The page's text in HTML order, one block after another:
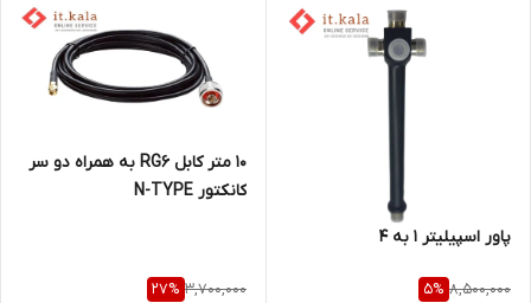
پاور اسپیلیتر 1 به 4
8,500,000
5%
10 متر کابل RG6 به همراه دو سر
کانکتور N-TYPE
3,700,000
27%